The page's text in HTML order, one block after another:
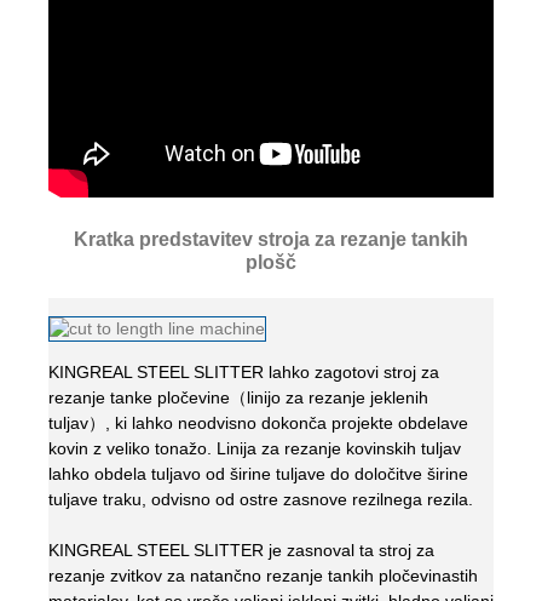
Kratka predstavitev stroja za rezanje tankih
plošč
KINGREAL STEEL SLITTER lahko zagotovi stroj za
rezanje tanke pločevine（linijo za rezanje jeklenih
tuljav）, ki lahko neodvisno dokonča projekte obdelave
kovin z veliko tonažo. Linija za rezanje kovinskih tuljav
lahko obdela tuljavo od širine tuljave do določitve širine
tuljave traku, odvisno od ostre zasnove rezilnega rezila.
KINGREAL STEEL SLITTER je zasnoval ta stroj za
rezanje zvitkov za natančno rezanje tankih pločevinastih